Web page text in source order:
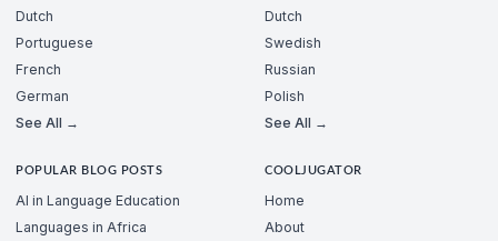
Dutch
Portuguese
French
German
See All →
Dutch
Swedish
Russian
Polish
See All →
POPULAR BLOG POSTS
AI in Language Education
Languages in Africa
COOLJUGATOR
Home
About